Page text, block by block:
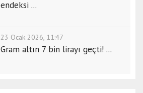
endeksi ...
23 Ocak 2026, 11:47
Gram altın 7 bin lirayı geçti! ...